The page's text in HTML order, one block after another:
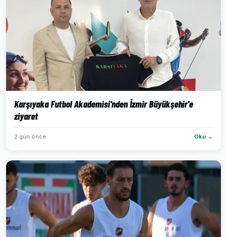
Karşıyaka Futbol Akademisi'nden İzmir Büyükşehir'e
ziyaret
2 gün önce Oku →